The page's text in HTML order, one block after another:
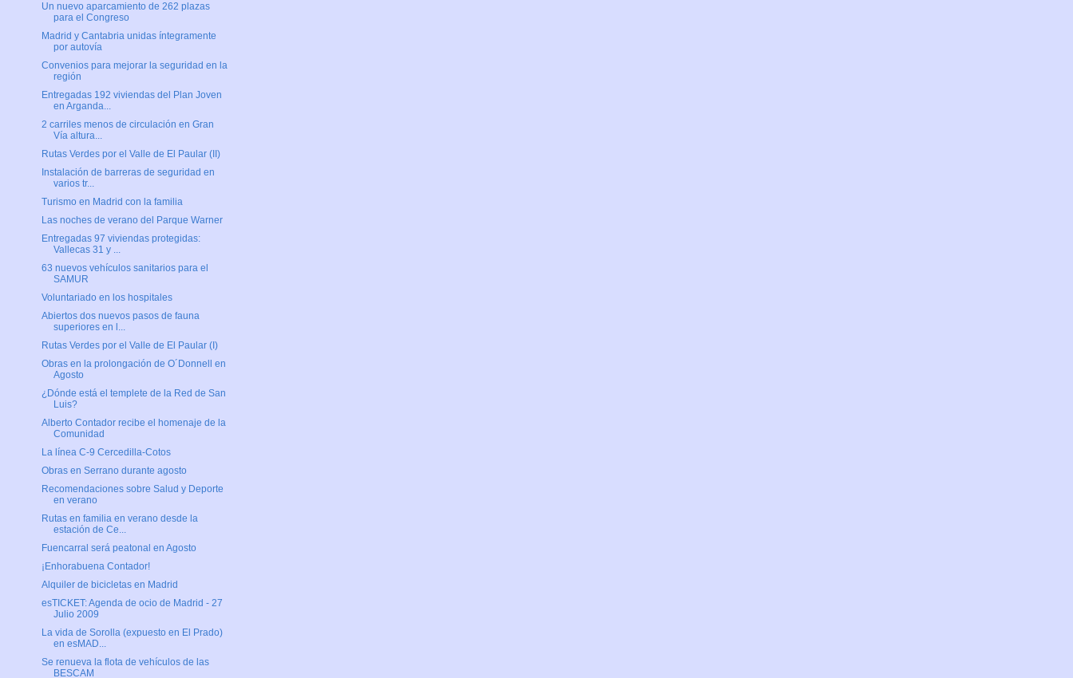
Un nuevo aparcamiento de 262 plazas
para el Congreso
Madrid y Cantabria unidas íntegramente
por autovía
Convenios para mejorar la seguridad en la
región
Entregadas 192 viviendas del Plan Joven
en Arganda...
2 carriles menos de circulación en Gran
Vía altura...
Rutas Verdes por el Valle de El Paular (II)
Instalación de barreras de seguridad en
varios tr...
Turismo en Madrid con la familia
Las noches de verano del Parque Warner
Entregadas 97 viviendas protegidas:
Vallecas 31 y ...
63 nuevos vehículos sanitarios para el
SAMUR
Voluntariado en los hospitales
Abiertos dos nuevos pasos de fauna
superiores en l...
Rutas Verdes por el Valle de El Paular (I)
Obras en la prolongación de O´Donnell en
Agosto
¿Dónde está el templete de la Red de San
Luis?
Alberto Contador recibe el homenaje de la
Comunidad
La línea C-9 Cercedilla-Cotos
Obras en Serrano durante agosto
Recomendaciones sobre Salud y Deporte
en verano
Rutas en familia en verano desde la
estación de Ce...
Fuencarral será peatonal en Agosto
¡Enhorabuena Contador!
Alquiler de bicicletas en Madrid
esTICKET: Agenda de ocio de Madrid - 27
Julio 2009
La vida de Sorolla (expuesto en El Prado)
en esMAD...
Se renueva la flota de vehículos de las
BESCAM